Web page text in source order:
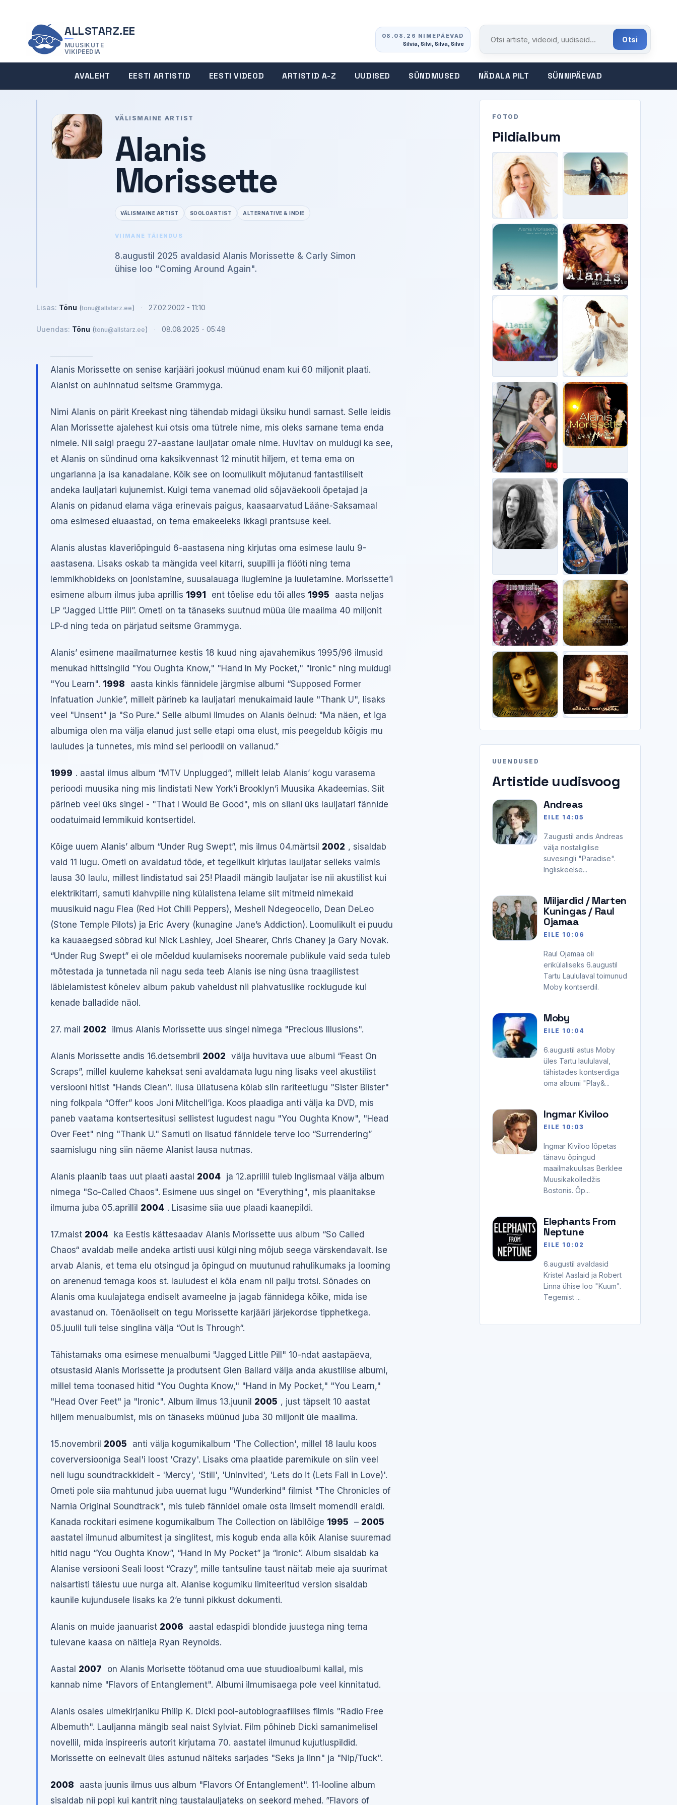
ALLSTARZ.EE
MUUSIKUTE
VIKIPEEDIA
08.08.26 NIMEPÄEVAD
Silvia, Silvi, Silva, Silve
Otsi portaalist
Otsi
AVALEHT EESTI ARTISTID EESTI VIDEOD ARTISTID A-Z UUDISED SÜNDMUSED NÄDALA PILT SÜNNIPÄEVAD
VÄLISMAINE ARTIST
Alanis
Morissette
VÄLISMAINE ARTIST SOOLOARTIST ALTERNATIVE & INDIE
VIIMANE TÄIENDUS
8.augustil 2025 avaldasid Alanis Morissette & Carly Simon
ühise loo "Coming Around Again".
Lisas: Tõnu (tonu@allstarz.ee) · 27.02.2002 - 11:10
Uuendas: Tõnu (tonu@allstarz.ee) · 08.08.2025 - 05:48
Alanis Morissette on senise karjääri jookusl müünud enam kui 60 miljonit plaati.
Alanist on auhinnatud seitsme Grammyga.
Nimi Alanis on pärit Kreekast ning tähendab midagi üksiku hundi sarnast. Selle leidis
Alan Morissette ajalehest kui otsis oma tütrele nime, mis oleks sarnane tema enda
nimele. Nii saigi praegu 27-aastane lauljatar omale nime. Huvitav on muidugi ka see,
et Alanis on sündinud oma kaksikvennast 12 minutit hiljem, et tema ema on
ungarlanna ja isa kanadalane. Kõik see on loomulikult mõjutanud fantastiliselt
andeka lauljatari kujunemist. Kuigi tema vanemad olid sõjaväekooli õpetajad ja
Alanis on pidanud elama väga erinevais paigus, kaasaarvatud Lääne-Saksamaal
oma esimesed eluaastad, on tema emakeeleks ikkagi prantsuse keel.
Alanis alustas klaveriõpinguid 6-aastasena ning kirjutas oma esimese laulu 9-
aastasena. Lisaks oskab ta mängida veel kitarri, suupilli ja flööti ning tema
lemmikhobideks on joonistamine, suusalauaga liuglemine ja luuletamine. Morissette’i
esimene album ilmus juba aprillis 1991 ent tõelise edu tõi alles 1995
aasta neljas
LP “Jagged Little Pill”. Ometi on ta tänaseks suutnud müüa üle maailma 40 miljonit
LP-d ning teda on pärjatud seitsme Grammyga.
Alanis’ esimene maailmaturnee kestis 18 kuud ning ajavahemikus 1995/96 ilmusid
menukad hittsinglid "You Oughta Know," "Hand In My Pocket," "Ironic" ning muidugi
"You Learn". 1998
aasta kinkis fännidele järgmise albumi “Supposed Former
Infatuation Junkie”, millelt pärineb ka lauljatari menukaimaid laule "Thank U", lisaks
veel "Unsent" ja "So Pure." Selle albumi ilmudes on Alanis öelnud: "Ma näen, et iga
albumiga olen ma välja elanud just selle etapi oma elust, mis peegeldub kõigis mu
lauludes ja tunnetes, mis mind sel perioodil on vallanud.”
1999 . aastal ilmus album “MTV Unplugged”, millelt leiab Alanis’ kogu varasema
perioodi muusika ning mis lindistati New York’i Brooklyn’i Muusika Akadeemias. Siit
pärineb veel üks singel - "That I Would Be Good", mis on siiani üks lauljatari fännide
oodatuimaid lemmikuid kontsertidel.
Kõige uuem Alanis’ album “Under Rug Swept”, mis ilmus 04.märtsil 2002 , sisaldab
vaid 11 lugu. Ometi on avaldatud tõde, et tegelikult kirjutas lauljatar selleks valmis
lausa 30 laulu, millest lindistatud sai 25! Plaadil mängib lauljatar ise nii akustilist kui
elektrikitarri, samuti klahvpille ning külalistena leiame siit mitmeid nimekaid
muusikuid nagu Flea (Red Hot Chili Peppers), Meshell Ndegeocello, Dean DeLeo
(Stone Temple Pilots) ja Eric Avery (kunagine Jane’s Addiction). Loomulikult ei puudu
ka kauaaegsed sõbrad kui Nick Lashley, Joel Shearer, Chris Chaney ja Gary Novak.
“Under Rug Swept” ei ole mõeldud kuulamiseks nooremale publikule vaid seda tuleb
mõtestada ja tunnetada nii nagu seda teeb Alanis ise ning üsna traagilistest
läbielamistest kõnelev album pakub vaheldust nii plahvatuslike rocklugude kui
kenade balladide näol.
27. mail 2002 ilmus Alanis Morissette uus singel nimega "Precious Illusions".
Alanis Morissette andis 16.detsembril 2002 välja huvitava uue albumi “Feast On
Scraps”, millel kuuleme kaheksat seni avaldamata lugu ning lisaks veel akustilist
versiooni hitist "Hands Clean". Ilusa üllatusena kõlab siin rariteetlugu "Sister Blister"
ning folkpala “Offer” koos Joni Mitchell’iga. Koos plaadiga anti välja ka DVD, mis
paneb vaatama kontsertesitusi sellistest lugudest nagu "You Oughta Know", "Head
Over Feet" ning "Thank U." Samuti on lisatud fännidele terve loo “Surrendering”
saamislugu ning siin näeme Alanist lausa nutmas.
Alanis plaanib taas uut plaati aastal 2004 ja 12.aprillil tuleb Inglismaal välja album
nimega "So-Called Chaos". Esimene uus singel on "Everything", mis plaanitakse
ilmuma juba 05.aprillil 2004 . Lisasime siia uue plaadi kaanepildi.
17.maist 2004
ka Eestis kättesaadav Alanis Morissette uus album “So Called
Chaos“ avaldab meile andeka artisti uusi külgi ning mõjub seega värskendavalt. Ise
arvab Alanis, et tema elu otsingud ja õpingud on muutunud rahulikumaks ja looming
on arenenud temaga koos st. lauludest ei kõla enam nii palju trotsi. Sõnades on
Alanis oma kuulajatega endiselt avameelne ja jagab fännidega kõike, mida ise
avastanud on. Tõenäoliselt on tegu Morissette karjääri järjekordse tipphetkega.
05.juulil tuli teise singlina välja “Out Is Through“.
Tähistamaks oma esimese menualbumi "Jagged Little Pill" 10-ndat aastapäeva,
otsustasid Alanis Morissette ja produtsent Glen Ballard välja anda akustilise albumi,
millel tema toonased hitid "You Oughta Know," "Hand in My Pocket," "You Learn,"
"Head Over Feet" ja "Ironic". Album ilmus 13.juunil 2005 , just täpselt 10 aastat
hiljem menualbumist, mis on tänaseks müünud juba 30 miljonit üle maailma.
15.novembril 2005
anti välja kogumikalbum 'The Collection', millel 18 laulu koos
coverversiooniga Seal'i loost 'Crazy'. Lisaks oma plaatide paremikule on siin veel
neli lugu soundtrackkidelt - 'Mercy', 'Still', 'Uninvited', 'Lets do it (Lets Fall in Love)'.
Ometi pole siia mahtunud juba uuemat lugu "Wunderkind" filmist "The Chronicles of
Narnia Original Soundtrack", mis tuleb fännidel omale osta ilmselt momendil eraldi.
Kanada rockitari esimene kogumikalbum The Collection on läbilõige 1995 – 2005
aastatel ilmunud albumitest ja singlitest, mis kogub enda alla kõik Alanise suuremad
hitid nagu “You Oughta Know”, “Hand In My Pocket” ja “Ironic”. Album sisaldab ka
Alanise versiooni Seali loost “Crazy”, mille tantsuline taust näitab meie aja suurimat
naisartisti täiestu uue nurga alt. Alanise kogumiku limiteeritud version sisaldab
kaunile kujundusele lisaks ka 2’e tunni pikkust dokumenti.
Alanis on muide jaanuarist 2006
aastal edaspidi blondide juustega ning tema
tulevane kaasa on näitleja Ryan Reynolds.
Aastal 2007
on Alanis Morisette töötanud oma uue stuudioalbumi kallal, mis
kannab nime "Flavors of Entanglement". Albumi ilmumisaega pole veel kinnitatud.
Alanis osales ulmekirjaniku Philip K. Dicki pool-autobiograafilises filmis "Radio Free
Albemuth". Lauljanna mängib seal naist Sylviat. Film põhineb Dicki samanimelisel
novellil, mida inspireeris autorit kirjutama 70. aastatel ilmunud kujutluspildid.
Morissette on eelnevalt üles astunud näiteks sarjades "Seks ja linn" ja "Nip/Tuck".
2008
aasta juunis ilmus uus album "Flavors Of Entanglement". 11-looline album
sisaldab nii popi kui kantrit ning taustalauljateks on seekord mehed. ”Flavors of
FOTOD
Pildialbum
UUENDUSED
Artistide uudisvoog
EILE 14:05
Andreas
7.augustil andis Andreas
välja nostaligilise
suvesingli "Paradise".
Ingliskeelse...
EILE 10:06
Miljardid / Marten
Kuningas / Raul
Ojamaa
Raul Ojamaa oli
erikülaliseks 6.augustil
Tartu Laululaval toimunud
Moby kontserdil.
EILE 10:04
Moby
6.augustil astus Moby
üles Tartu laululaval,
tähistades kontserdiga
oma albumi "Play&...
EILE 10:03
Ingmar Kiviloo
Ingmar Kiviloo lõpetas
tänavu õpingud
maailmakuulsas Berklee
Muusikakolledžis
Bostonis. Õp...
EILE 10:02
Elephants From
Neptune
6.augustil avaldasid
Kristel Aaslaid ja Robert
Linna ühise loo "Kuum".
Tegemist ...